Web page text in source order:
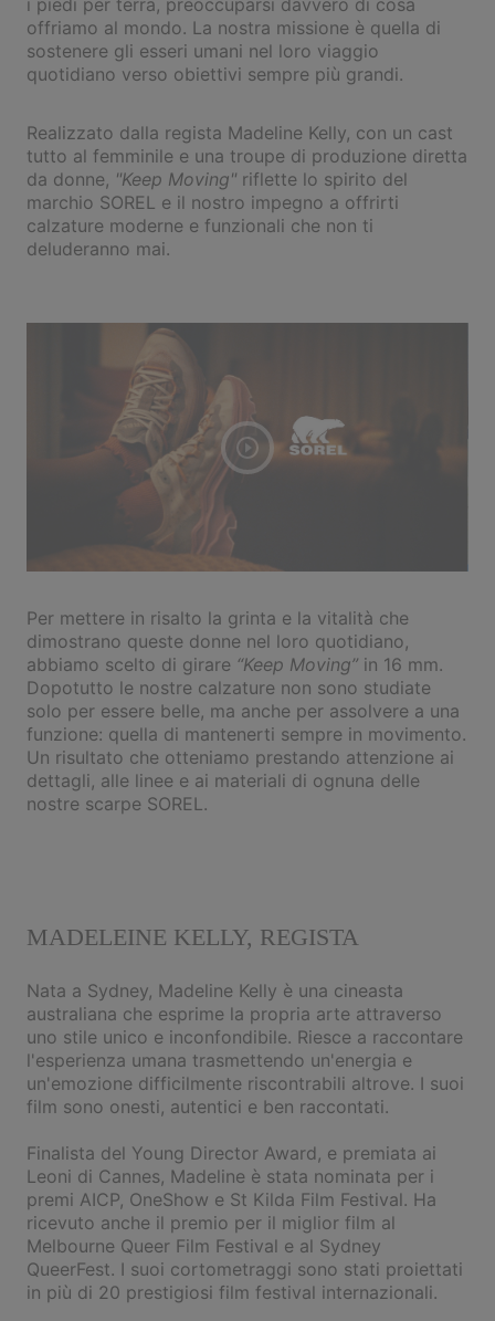
i piedi per terra, preoccuparsi davvero di cosa
offriamo al mondo. La nostra missione è quella di
sostenere gli esseri umani nel loro viaggio
quotidiano verso obiettivi sempre più grandi.
Realizzato dalla regista Madeline Kelly, con un cast
tutto al femminile e una troupe di produzione diretta
da donne, "Keep Moving" riflette lo spirito del
marchio SOREL e il nostro impegno a offrirti
calzature moderne e funzionali che non ti
deluderanno mai.
Per mettere in risalto la grinta e la vitalità che
dimostrano queste donne nel loro quotidiano,
abbiamo scelto di girare “Keep Moving” in 16 mm.
Dopotutto le nostre calzature non sono studiate
solo per essere belle, ma anche per assolvere a una
funzione: quella di mantenerti sempre in movimento.
Un risultato che otteniamo prestando attenzione ai
dettagli, alle linee e ai materiali di ognuna delle
nostre scarpe SOREL.
MADELEINE KELLY, REGISTA
Nata a Sydney, Madeline Kelly è una cineasta
australiana che esprime la propria arte attraverso
uno stile unico e inconfondibile. Riesce a raccontare
l'esperienza umana trasmettendo un'energia e
un'emozione difficilmente riscontrabili altrove. I suoi
film sono onesti, autentici e ben raccontati.
Finalista del Young Director Award, e premiata ai
Leoni di Cannes, Madeline è stata nominata per i
premi AICP, OneShow e St Kilda Film Festival. Ha
ricevuto anche il premio per il miglior film al
Melbourne Queer Film Festival e al Sydney
QueerFest. I suoi cortometraggi sono stati proiettati
in più di 20 prestigiosi film festival internazionali.